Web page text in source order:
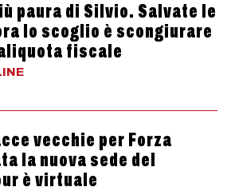
paura di Silvio. Salvate le
lo scoglio è scongiurare
fiscale
vecchie per Forza
la nuova sede del
è virtuale